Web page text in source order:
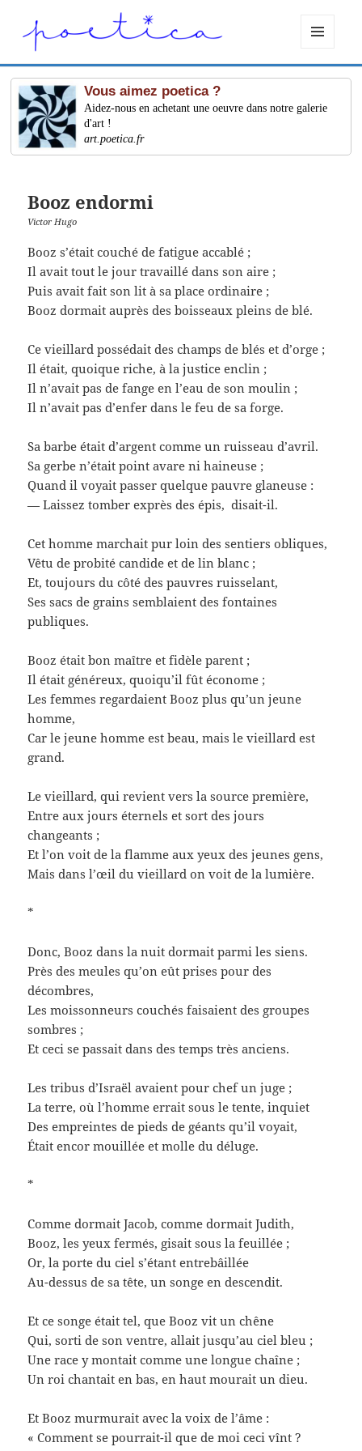
ET
WIDGETS
Vous aimez poetica ?
Aidez-nous en achetant une oeuvre dans notre galerie
d'art !
art.poetica.fr
Booz endormi
Victor Hugo
Booz s’était couché de fatigue accablé ;
Il avait tout le jour travaillé dans son aire ;
Puis avait fait son lit à sa place ordinaire ;
Booz dormait auprès des boisseaux pleins de blé.
Ce vieillard possédait des champs de blés et d’orge ;
Il était, quoique riche, à la justice enclin ;
Il n’avait pas de fange en l’eau de son moulin ;
Il n’avait pas d’enfer dans le feu de sa forge.
Sa barbe était d’argent comme un ruisseau d’avril.
Sa gerbe n’était point avare ni haineuse ;
Quand il voyait passer quelque pauvre glaneuse :
— Laissez tomber exprès des épis, disait-il.
Cet homme marchait pur loin des sentiers obliques,
Vêtu de probité candide et de lin blanc ;
Et, toujours du côté des pauvres ruisselant,
Ses sacs de grains semblaient des fontaines
publiques.
Booz était bon maître et fidèle parent ;
Il était généreux, quoiqu’il fût économe ;
Les femmes regardaient Booz plus qu’un jeune
homme,
Car le jeune homme est beau, mais le vieillard est
grand.
Le vieillard, qui revient vers la source première,
Entre aux jours éternels et sort des jours
changeants ;
Et l’on voit de la flamme aux yeux des jeunes gens,
Mais dans l’œil du vieillard on voit de la lumière.
*
Donc, Booz dans la nuit dormait parmi les siens.
Près des meules qu’on eût prises pour des
décombres,
Les moissonneurs couchés faisaient des groupes
sombres ;
Et ceci se passait dans des temps très anciens.
Les tribus d’Israël avaient pour chef un juge ;
La terre, où l’homme errait sous le tente, inquiet
Des empreintes de pieds de géants qu’il voyait,
Était encor mouillée et molle du déluge.
*
Comme dormait Jacob, comme dormait Judith,
Booz, les yeux fermés, gisait sous la feuillée ;
Or, la porte du ciel s’étant entrebâillée
Au-dessus de sa tête, un songe en descendit.
Et ce songe était tel, que Booz vit un chêne
Qui, sorti de son ventre, allait jusqu’au ciel bleu ;
Une race y montait comme une longue chaîne ;
Un roi chantait en bas, en haut mourait un dieu.
Et Booz murmurait avec la voix de l’âme :
« Comment se pourrait-il que de moi ceci vînt ?